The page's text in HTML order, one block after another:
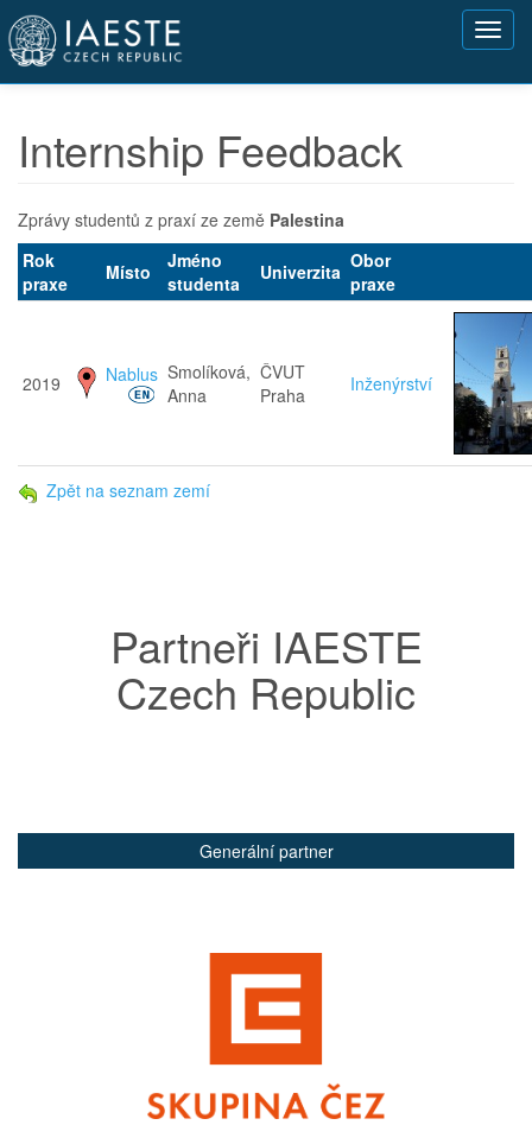
Přejít
hlavnímu
obsahu
Internship Feedback
Zprávy studentů z praxí ze země Palestina
Rok
praxe
Místo
Jméno
studenta
Univerzita Obor
praxe
2019 Nablus Smolíková,
Anna
ČVUT
Praha
Inženýrství
Zpět na seznam zemí
Partneři IAESTE
Czech Republic
Generální partner